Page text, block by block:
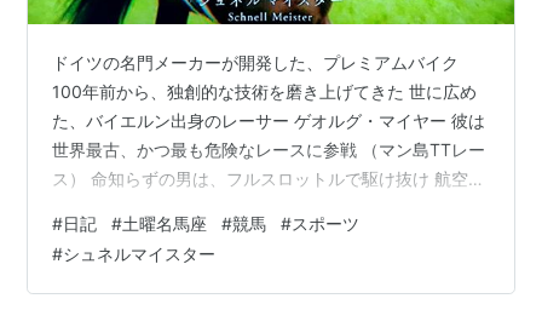
ドイツの名門メーカーが開発した、プレミアムバイク
100年前から、独創的な技術を磨き上げてきた 世に広め
た、バイエルン出身のレーサー ゲオルグ・マイヤー 彼は
世界最古、かつ最も危険なレースに参戦 （マン島TTレー
ス） 命知らずの男は、フルスロットルで駆け抜け 航空機
て、初の頂点へ ゲルマン魂は燃えている ようこそ、名馬
たちの物語へ 風のロマンを伝えたあの馬の名は… ＞続き
を見る ■前回の土曜名馬座
#日記 #土曜名馬座 #競馬 #スポーツ
#シュネルマイスター